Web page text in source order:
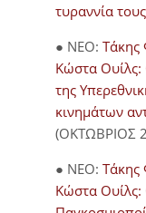
τυραννία
● NEO: Τάκης
Κώστα
της
κινημάτων
(ΟΚΤΩΒΡΙΟΣ
● NEO: Τάκης
Κώστα